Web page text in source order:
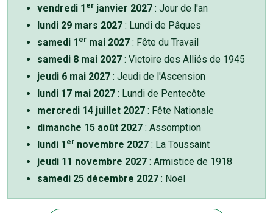
vendredi 1 er janvier 2027 : Jour de l'an
lundi 29 mars 2027 : Lundi de Pâques
samedi 1 er mai 2027 : Fête du Travail
samedi 8 mai 2027 : Victoire des Alliés de 1945
jeudi 6 mai 2027 : Jeudi de l'Ascension
lundi 17 mai 2027 : Lundi de Pentecôte
mercredi 14 juillet 2027 : Fête Nationale
dimanche 15 août 2027 : Assomption
lundi 1 er novembre 2027 : La Toussaint
jeudi 11 novembre 2027 : Armistice de 1918
samedi 25 décembre 2027 : Noël